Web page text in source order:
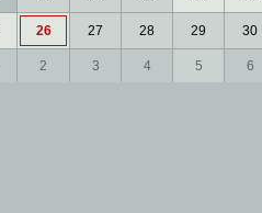
26 27 28 29 30
2 3 4 5 6